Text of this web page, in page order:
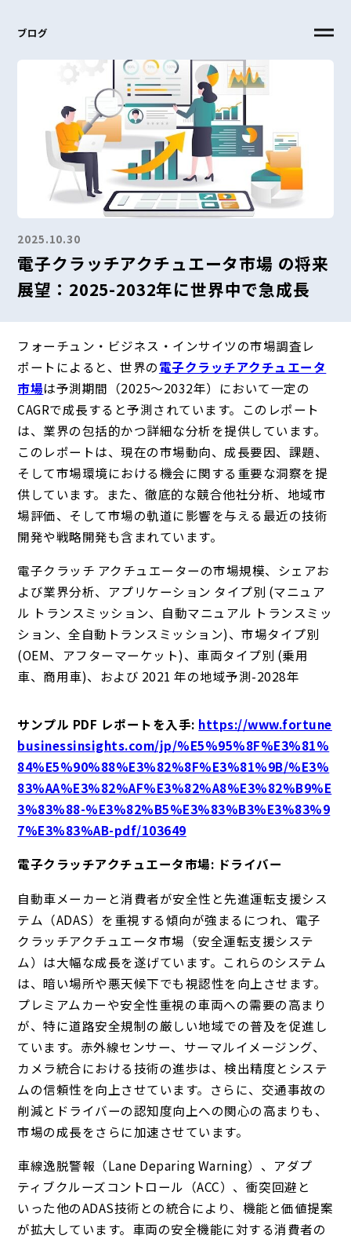
ブログ
2025.10.30
電子クラッチアクチュエータ市場 の将来
展望：2025-2032年に世界中で急成長
フォーチュン・ビジネス・インサイツの市場調査レ
ポートによると、世界の電子クラッチアクチュエータ
市場は予測期間（2025～2032年）において一定の
CAGRで成長すると予測されています。このレポート
は、業界の包括的かつ詳細な分析を提供しています。
このレポートは、現在の市場動向、成長要因、課題、
そして市場環境における機会に関する重要な洞察を提
供しています。また、徹底的な競合他社分析、地域市
場評価、そして市場の軌道に影響を与える最近の技術
開発や戦略開発も含まれています。
電子クラッチ アクチュエーターの市場規模、シェアお
よび業界分析、アプリケーション タイプ別 (マニュア
ル トランスミッション、自動マニュアル トランスミッ
ション、全自動トランスミッション)、市場タイプ別
(OEM、アフターマーケット)、車両タイプ別 (乗用
車、商用車)、および 2021 年の地域予測-2028年
サンプル PDF レポートを入手: https://www.fortune
businessinsights.com/jp/%E5%95%8F%E3%81%
84%E5%90%88%E3%82%8F%E3%81%9B/%E3%
83%AA%E3%82%AF%E3%82%A8%E3%82%B9%E
3%83%88-%E3%82%B5%E3%83%B3%E3%83%9
7%E3%83%AB-pdf/103649
電子クラッチアクチュエータ市場: ドライバー
自動車メーカーと消費者が安全性と先進運転支援シス
テム（ADAS）を重視する傾向が強まるにつれ、電子
クラッチアクチュエータ市場（安全運転支援システ
ム）は大幅な成長を遂げています。これらのシステム
は、暗い場所や悪天候下でも視認性を向上させます。
プレミアムカーや安全性重視の車両への需要の高まり
が、特に道路安全規制の厳しい地域での普及を促進し
ています。赤外線センサー、サーマルイメージング、
カメラ統合における技術の進歩は、検出精度とシステ
ムの信頼性を向上させています。さらに、交通事故の
削減とドライバーの認知度向上への関心の高まりも、
市場の成長をさらに加速させています。
車線逸脱警報（Lane Deparing Warning）、アダプ
ティブクルーズコントロール（ACC）、衝突回避と
いった他のADAS技術との統合により、機能と価値提案
が拡大しています。車両の安全機能に対する消費者の